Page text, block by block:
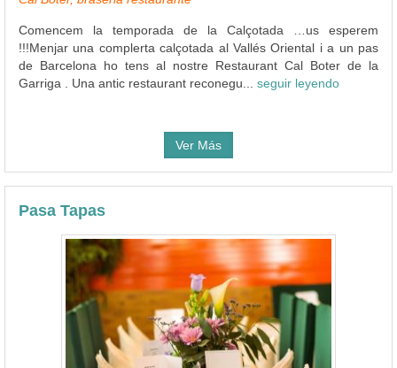
Comencem la temporada de la Calçotada …us esperem
!!!Menjar una complerta calçotada al Vallés Oriental i a un pas
de Barcelona ho tens al nostre Restaurant Cal Boter de la
Garriga . Una antic restaurant reconegu... seguir leyendo
Ver Más
Pasa Tapas